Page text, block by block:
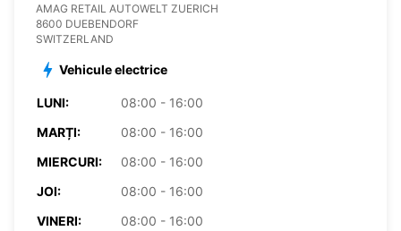
AMAG RETAIL AUTOWELT ZUERICH
8600 DUEBENDORF
SWITZERLAND
Vehicule electrice
LUNI:
08:00 - 16:00
MARȚI:
08:00 - 16:00
MIERCURI:
08:00 - 16:00
JOI:
08:00 - 16:00
VINERI:
08:00 - 16:00